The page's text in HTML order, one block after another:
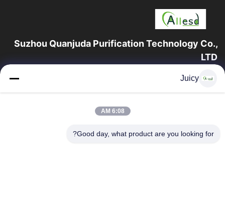
Suzhou Quanjuda Purification Technology Co.,
LTD
16 سال تجربه، به عنوان یک تولید کننده و صادر کننده پیشرو محصولات
صفحه اصلی
محصولات
Juicy
6:08 AM
Good day, what product are you looking for?